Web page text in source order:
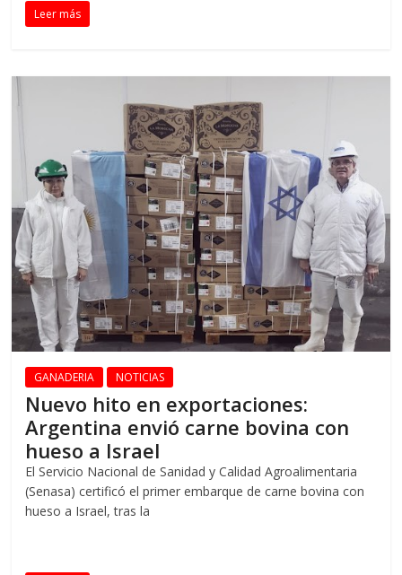
Leer más
GANADERIA NOTICIAS
Nuevo hito en exportaciones:
Argentina envió carne bovina con
hueso a Israel
El Servicio Nacional de Sanidad y Calidad Agroalimentaria
(Senasa) certificó el primer embarque de carne bovina con
hueso a Israel, tras la